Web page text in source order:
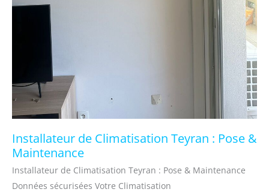
Installateur de Climatisation Teyran : Pose &
Maintenance
Installateur de Climatisation Teyran : Pose & Maintenance
Données sécurisées Votre Climatisation